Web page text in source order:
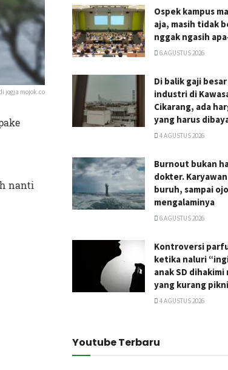
jogja mojok.co
nanti
Ospek kampus
aja, masih tidak
nggak ngasih
6 AGUSTUS 2026
Di balik gaji
industri di
Cikarang, ada
yang harus
4 AGUSTUS 2026
Burnout bukan
dokter.
buruh, sampai
mengalaminya
6 AGUSTUS 2026
Kontroversi
ketika naluri
anak SD
yang kurang
4 AGUSTUS 2026
Youtube Terbaru